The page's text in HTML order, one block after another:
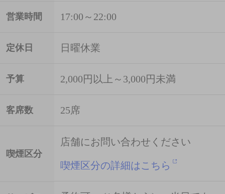
営業時間 17:00～22:00
定休日 日曜休業
予算 2,000円以上～3,000円未満
客席数 25席
喫煙区分
店舗にお問い合わせください
喫煙区分の詳細はこちら